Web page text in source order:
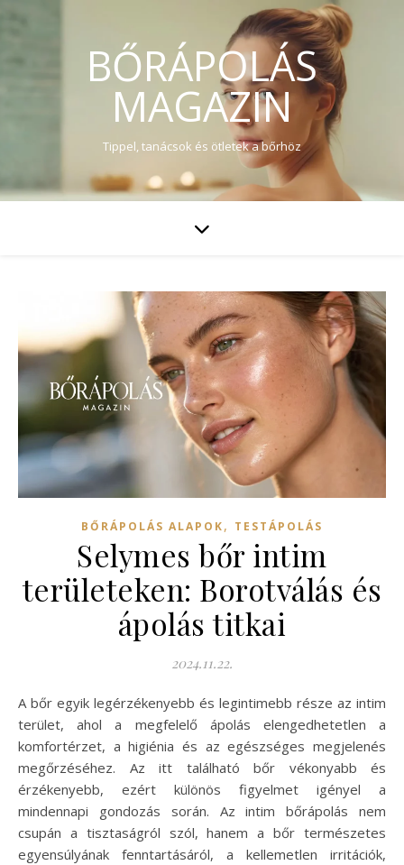
BŐRÁPOLÁS
MAGAZIN
Tippel, tanácsok és ötletek a bőrhöz
BŐRÁPOLÁS ALAPOK, TESTÁPOLÁS
Selymes bőr intim
területeken: Borotválás és
ápolás titkai
2024.11.22.
A bőr egyik legérzékenyebb és legintimebb része az intim
terület, ahol a megfelelő ápolás elengedhetetlen a
komfortérzet, a higiénia és az egészséges megjelenés
megőrzéséhez. Az itt található bőr vékonyabb és
érzékenyebb, ezért különös figyelmet igényel a
mindennapi gondozás során. Az intim bőrápolás nem
csupán a tisztaságról szól, hanem a bőr természetes
egyensúlyának fenntartásáról, a kellemetlen irritációk,